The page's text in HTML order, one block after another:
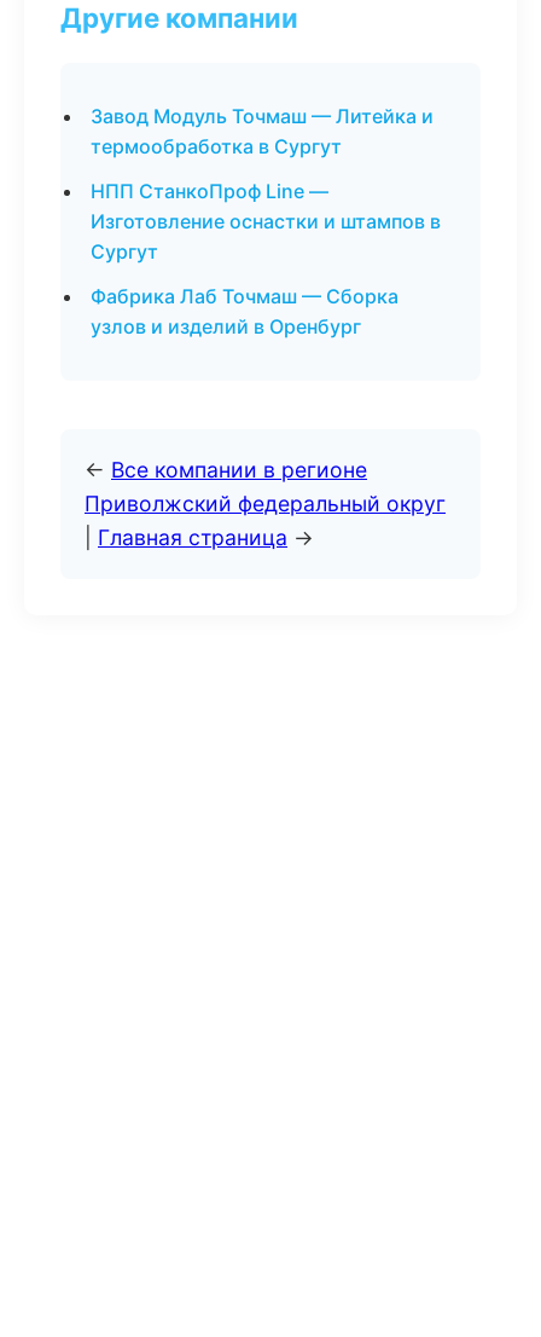
Другие компании
Завод Модуль Точмаш — Литейка и
термообработка в Сургут
НПП СтанкоПроф Line —
Изготовление оснастки и штампов в
Сургут
Фабрика Лаб Точмаш — Сборка
узлов и изделий в Оренбург
← Все компании в регионе
Приволжский федеральный округ
Главная страница →